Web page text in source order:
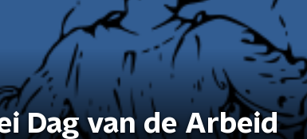
Dag van de Arbeid